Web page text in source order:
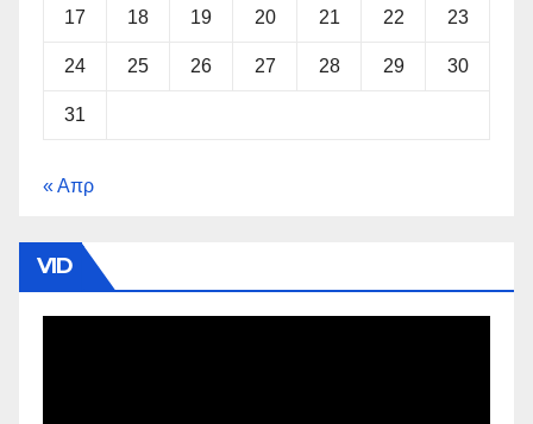
17 18 19 20 21 22 23
24 25 26 27 28 29 30
31
« Απρ
VID